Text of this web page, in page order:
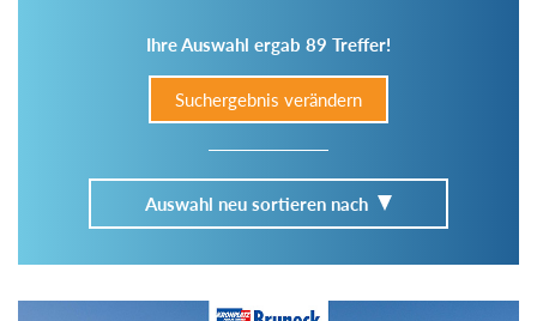
Ihre Auswahl ergab 89 Treffer!
Suchergebnis verändern
Auswahl neu sortieren nach